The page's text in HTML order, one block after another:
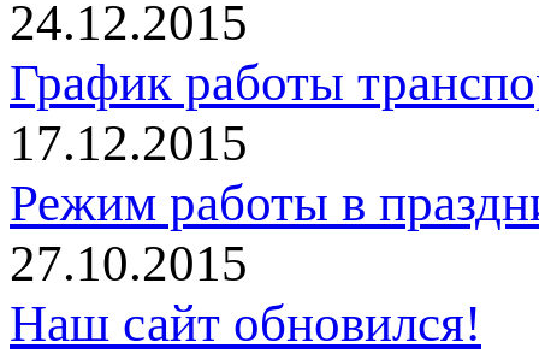
24.12.2015
График работы
17.12.2015
Режим работы в
27.10.2015
Наш сайт обновился!